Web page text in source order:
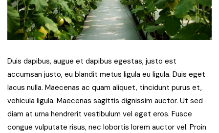
Duis dapibus, augue et dapibus egestas, justo est
accumsan justo, eu blandit metus ligula eu ligula. Duis eget
lacus nulla. Maecenas ac quam aliquet, tincidunt purus et,
vehicula ligula. Maecenas sagittis dignissim auctor. Ut sed
diam at urna hendrerit vestibulum vel eget eros. Fusce
congue vulputate risus, nec lobortis lorem auctor vel. Proin